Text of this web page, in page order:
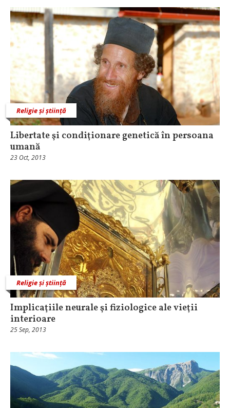
Religie și știință
Libertate şi condiţionare genetică în persoana
umană
23 Oct, 2013
Religie și știință
Implicaţiile neurale şi fiziologice ale vieţii
interioare
25 Sep, 2013